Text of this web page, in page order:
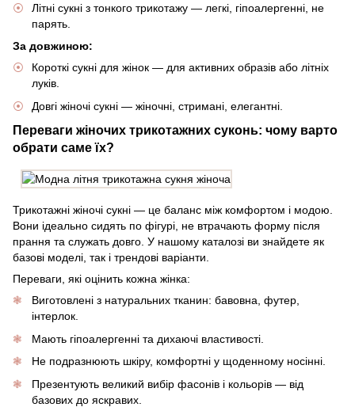
Літні сукні з тонкого трикотажу — легкі, гіпоалергенні, не
парять.
За довжиною:
Короткі сукні для жінок — для активних образів або літніх
луків.
Довгі жіночі сукні — жіночні, стримані, елегантні.
Переваги жіночих трикотажних суконь: чому варто
обрати саме їх?
Трикотажні жіночі сукні — це баланс між комфортом і модою.
Вони ідеально сидять по фігурі, не втрачають форму після
прання та служать довго. У нашому каталозі ви знайдете як
базові моделі, так і трендові варіанти.
Переваги, які оцінить кожна жінка:
Виготовлені з натуральних тканин: бавовна, футер,
інтерлок.
Мають гіпоалергенні та дихаючі властивості.
Не подразнюють шкіру, комфортні у щоденному носінні.
Презентують великий вибір фасонів і кольорів — від
базових до яскравих.